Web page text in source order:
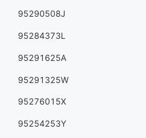
95290508J
95284373L
95291625A
95291325W
95276015X
95254253Y